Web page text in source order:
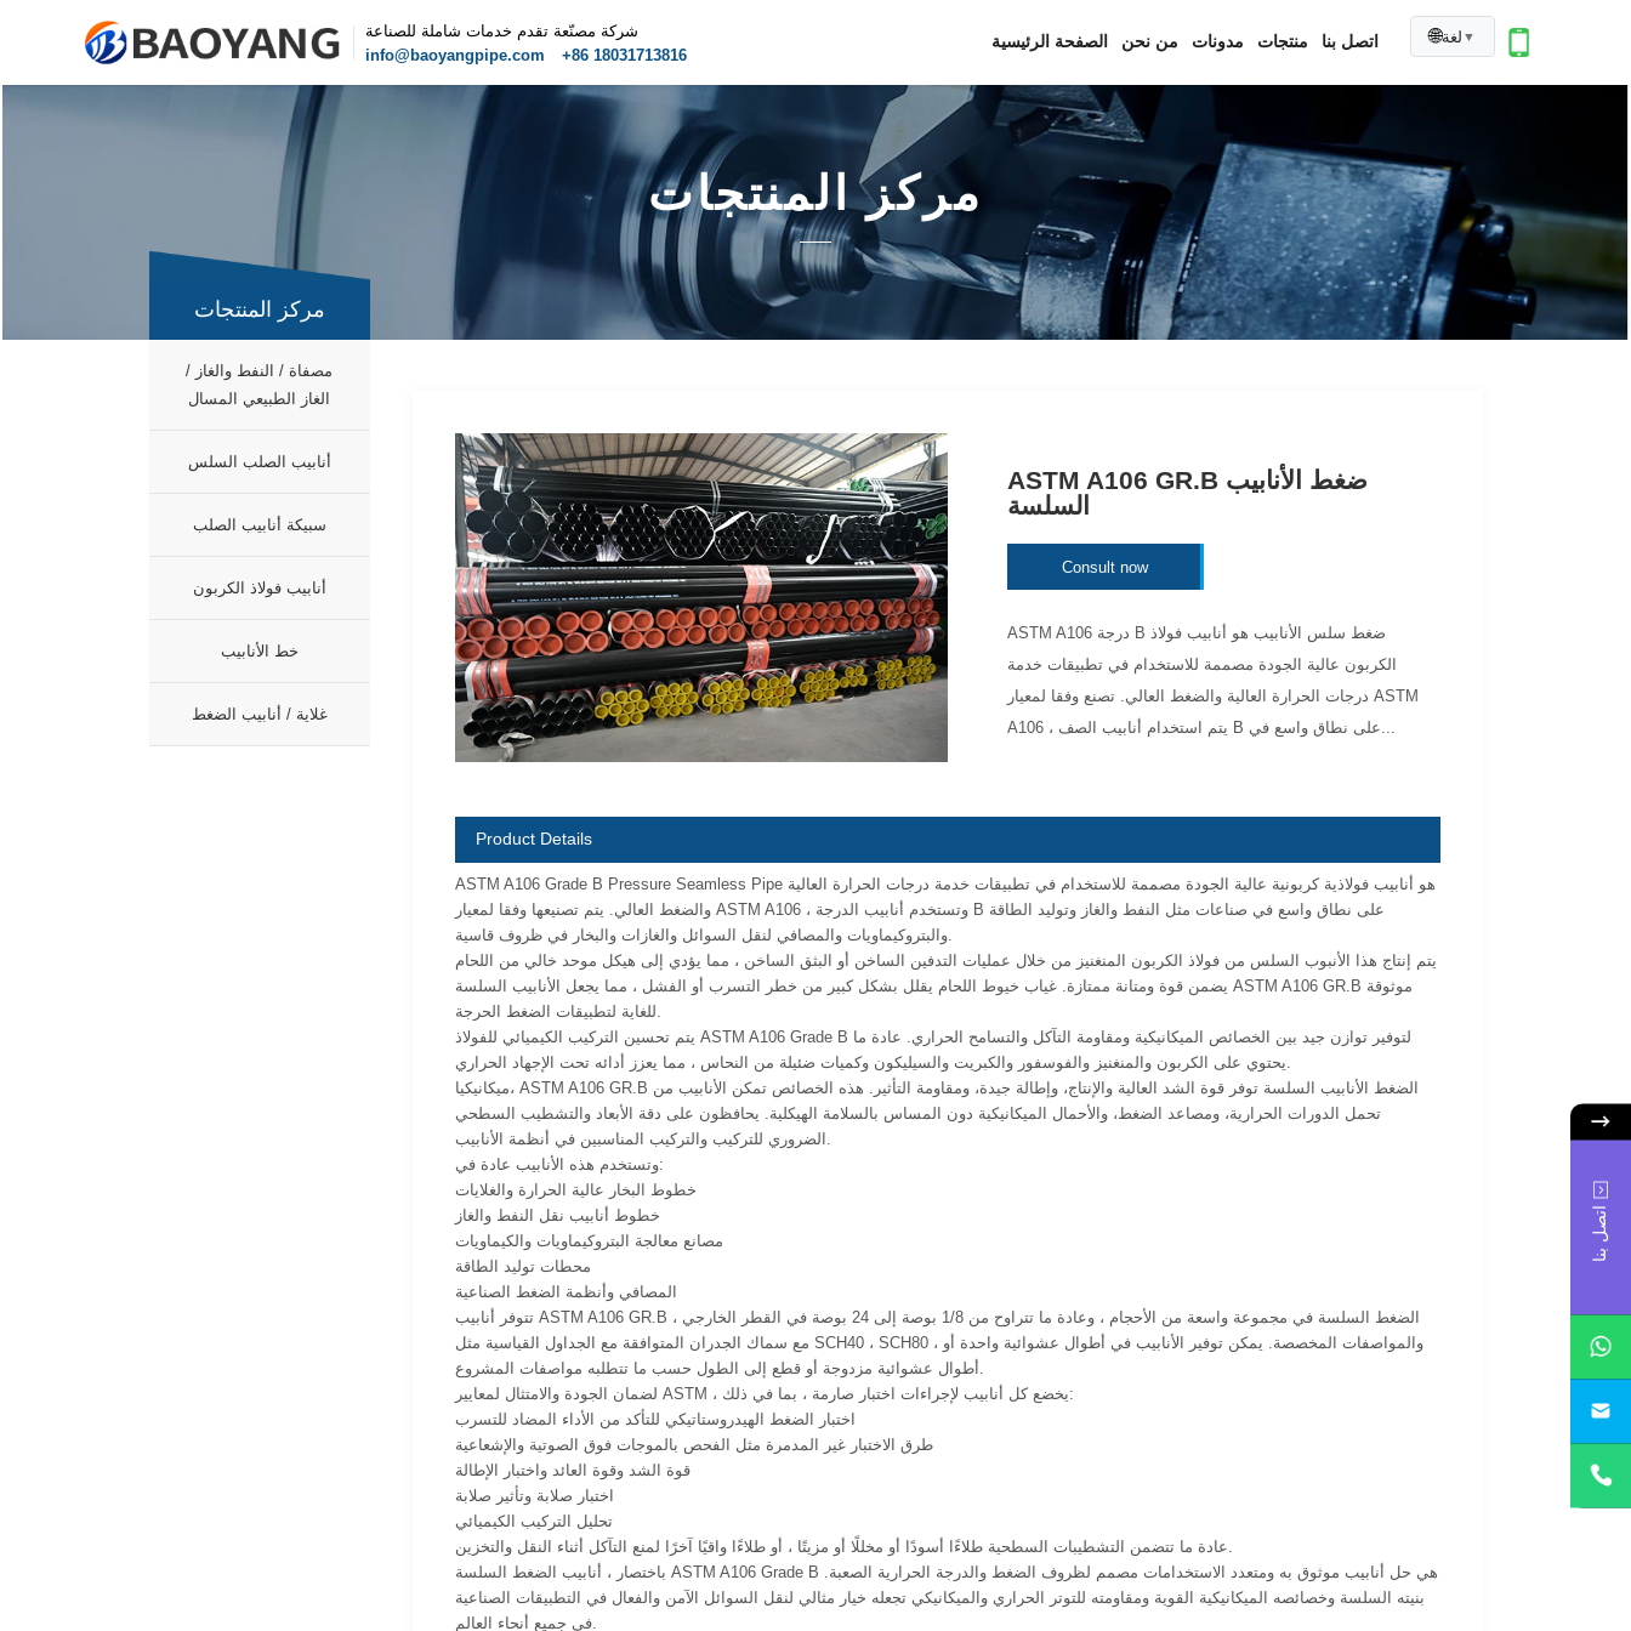
شركة مصنّعة تقدم خدمات شاملة للصناعة
info@baoyangpipe.com
+86 18031713816
الصفحة الرئيسية من نحن مدونات منتجات اتصل بنا 🌐لغة ▼
مركز المنتجات
مركز المنتجات
مصفاة / النفط والغاز /
الغاز الطبيعي المسال
أنابيب الصلب السلس
سبيكة أنابيب الصلب
أنابيب فولاذ الكربون
خط الأنابيب
غلاية / أنابيب الضغط
ASTM A106 GR.B ضغط الأنابيب
السلسة
Consult now
ASTM A106 درجة B ضغط سلس الأنابيب هو أنابيب فولاذ
الكربون عالية الجودة مصممة للاستخدام في تطبيقات خدمة
درجات الحرارة العالية والضغط العالي. تصنع وفقا لمعيار ASTM
A106 ، يتم استخدام أنابيب الصف B على نطاق واسع في...
Product Details
ASTM A106 Grade B Pressure Seamless Pipe هو أنابيب فولاذية كربونية عالية الجودة مصممة للاستخدام في تطبيقات خدمة درجات الحرارة العالية
والضغط العالي. يتم تصنيعها وفقا لمعيار ASTM A106 ، وتستخدم أنابيب الدرجة B على نطاق واسع في صناعات مثل النفط والغاز وتوليد الطاقة
والبتروكيماويات والمصافي لنقل السوائل والغازات والبخار في ظروف قاسية.
يتم إنتاج هذا الأنبوب السلس من فولاذ الكربون المنغنيز من خلال عمليات التدفين الساخن أو البثق الساخن ، مما يؤدي إلى هيكل موحد خالي من اللحام
يضمن قوة ومتانة ممتازة. غياب خيوط اللحام يقلل بشكل كبير من خطر التسرب أو الفشل ، مما يجعل الأنابيب السلسة ASTM A106 GR.B موثوقة
يتم تحسين التركيب الكيميائي للفولاذ ASTM A106 Grade B لتوفير توازن جيد بين الخصائص الميكانيكية ومقاومة التآكل والتسامح الحراري. عادة ما
ميكانيكيا، ASTM A106 GR.B الضغط الأنابيب السلسة توفر قوة الشد العالية والإنتاج، وإطالة جيدة، ومقاومة التأثير. هذه الخصائص تمكن الأنابيب من
تحمل الدورات الحرارية، ومصاعد الضغط، والأحمال الميكانيكية دون المساس بالسلامة الهيكلية. يحافظون على دقة الأبعاد والتشطيب السطحي
وتستخدم هذه الأنابيب عادة في:
خطوط البخار عالية الحرارة والغلايات
خطوط أنابيب نقل النفط والغاز
مصانع معالجة البتروكيماويات والكيماويات
محطات توليد الطاقة
المصافي وأنظمة الضغط الصناعية
تتوفر أنابيب ASTM A106 GR.B الضغط السلسة في مجموعة واسعة من الأحجام ، وعادة ما تتراوح من 1/8 بوصة إلى 24 بوصة في القطر الخارجي ،
مع سماك الجدران المتوافقة مع الجداول القياسية مثل SCH40 ، SCH80 ، والمواصفات المخصصة. يمكن توفير الأنابيب في أطوال عشوائية واحدة أو
لضمان الجودة والامتثال لمعايير ASTM ، يخضع كل أنابيب لإجراءات اختبار صارمة ، بما في ذلك:
اختبار الضغط الهيدروستاتيكي للتأكد من الأداء المضاد للتسرب
طرق الاختبار غير المدمرة مثل الفحص بالموجات فوق الصوتية والإشعاعية
قوة الشد وقوة العائد واختبار الإطالة
اختبار صلابة وتأثير صلابة
تحليل التركيب الكيميائي
باختصار ، أنابيب الضغط السلسة ASTM A106 Grade B هي حل أنابيب موثوق به ومتعدد الاستخدامات مصمم لظروف الضغط والدرجة الحرارية الصعبة.
بنيته السلسة وخصائصه الميكانيكية القوية ومقاومته للتوتر الحراري والميكانيكي تجعله خيار مثالي لنقل السوائل الآمن والفعال في التطبيقات الصناعية
في جميع أنحاء العالم.
اتصل بنا